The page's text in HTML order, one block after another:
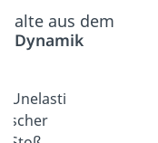
aus dem
Dynamik
Unelasti
scher